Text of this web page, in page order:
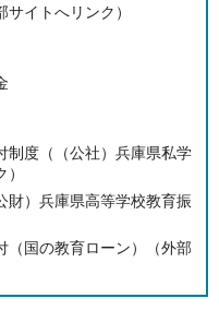
イトへリンク）
制度（（公社）兵庫県私学
財）兵庫県高等学校教育振
（国の教育ローン）（外部